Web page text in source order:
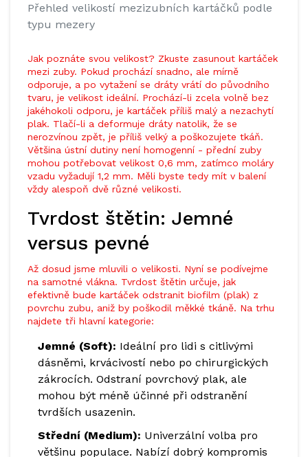
Přehled velikostí mezizubních kartáčků podle
typu mezery
Jak poznáte svou velikost? Zkuste zasunout kartáček
mezi zuby. Pokud prochází snadno, ale mírně
odporuje, a po vytažení se dráty vrátí do původního
tvaru, je velikost ideální. Prochází-li zcela volně bez
jakéhokoli odporu, je kartáček příliš malý a nezachytí
plak. Tlačí-li a deformuje dráty natolik, že se
nerozvínou zpět, je příliš velký a poškozujete tkáň.
Většina ústní dutiny není homogenní - přední zuby
mohou potřebovat velikost 0,6 mm, zatímco moláry
vzadu vyžadují 1,2 mm. Měli byste tedy mít v balení
vždy alespoň dvě různé velikosti.
Tvrdost štětin: Jemné
versus pevné
Až dosud jsme mluvili o velikosti. Nyní se podívejme
na samotné vlákna. Tvrdost štětin určuje, jak
efektivně bude kartáček odstranit biofilm (plak) z
povrchu zubu, aniž by poškodil měkké tkáně. Na trhu
najdete tři hlavní kategorie:
Jemné (Soft): Ideální pro lidi s citlivými
dásněmi, krvácivostí nebo po chirurgických
zákrocích. Odstraní povrchový plak, ale
mohou být méně účinné při odstranění
tvrdších usazenin.
Střední (Medium): Univerzální volba pro
většinu populace. Nabízí dobrý kompromis